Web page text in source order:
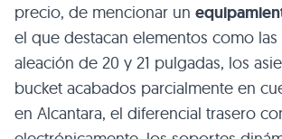
precio, de mencionar un
el que destacan elementos como las
aleación de 20 y 21 pulgadas, los
bucket acabados parcialmente en
en Alcantara, el diferencial trasero